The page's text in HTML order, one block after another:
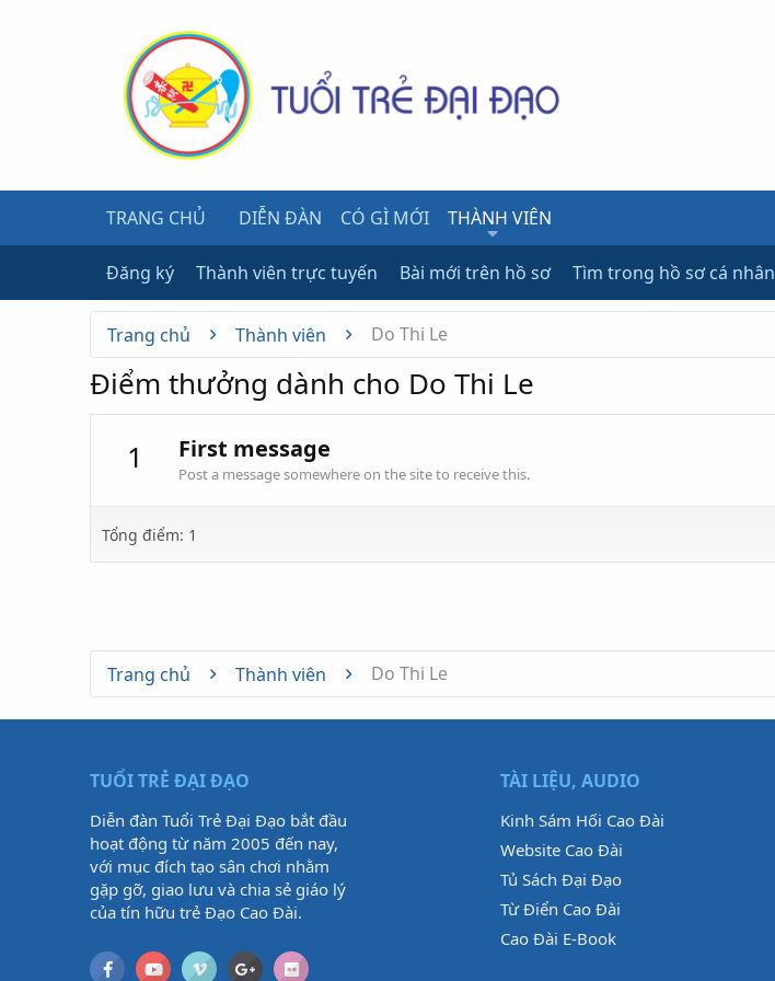
TRANG CHỦ DIỄN ĐÀN CÓ GÌ MỚI THÀNH VIÊN
Đăng ký Thành viên trực tuyến Bài mới trên hồ sơ Tìm trong hồ sơ cá nhân
Trang chủ Thành viên Do Thi Le
Điểm thưởng dành cho Do Thi Le
1
First message
Post a message somewhere on the site to receive this.
Tổng điểm: 1
Trang chủ Thành viên Do Thi Le
TUỔI TRẺ ĐẠI ĐẠO
Diễn đàn Tuổi Trẻ Đại Đạo bắt đầu
hoạt động từ năm 2005 đến nay,
với mục đích tạo sân chơi nhằm
gặp gỡ, giao lưu và chia sẻ giáo lý
của tín hữu trẻ Đạo Cao Đài.
TÀI LIỆU, AUDIO
Kinh Sám Hối Cao Đài
Website Cao Đài
Tủ Sách Đại Đạo
Từ Điển Cao Đài
Cao Đài E-Book